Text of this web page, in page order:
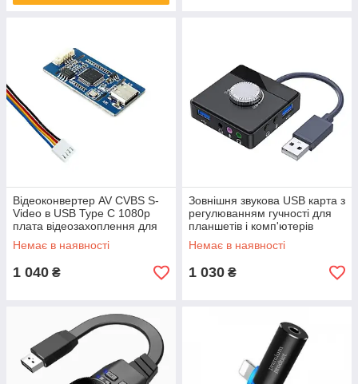
Відеоконвертер AV CVBS S-
Video в USB Type C 1080p
плата відеозахоплення для
FPV камер Android Windows
Немає в наявності
1 040 ₴
Зовнішня звукова USB карта з
регулюванням гучності для
планшетів і комп'ютерів
Jinghua Чорна
Немає в наявності
1 030 ₴